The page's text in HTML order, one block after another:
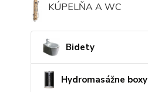
KÚPELŇA A WC
Bidety
Hydromasážne boxy